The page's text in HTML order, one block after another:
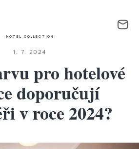
- HOTEL COLLECTION -
1. 7. 2024
pro hotelové
doporučují
v roce 2024?